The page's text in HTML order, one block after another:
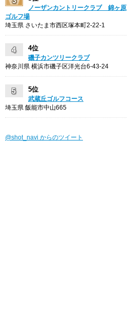
ノーザンカントリークラブ 錦ヶ原
ゴルフ場
埼玉県 さいたま市西区塚本町2-22-1
4位
磯子カンツリークラブ
神奈川県 横浜市磯子区洋光台6-43-24
5位
武蔵丘ゴルフコース
埼玉県 飯能市中山665
@shot_navi からのツイート